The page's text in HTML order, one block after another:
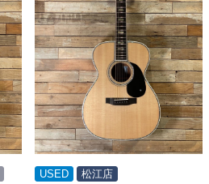
USED 松江店